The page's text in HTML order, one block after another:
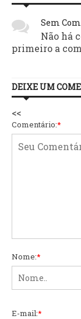
Sem
Não há
primeiro a
DEIXE UM
<<
Comentário:*
Nome:*
E-mail:*